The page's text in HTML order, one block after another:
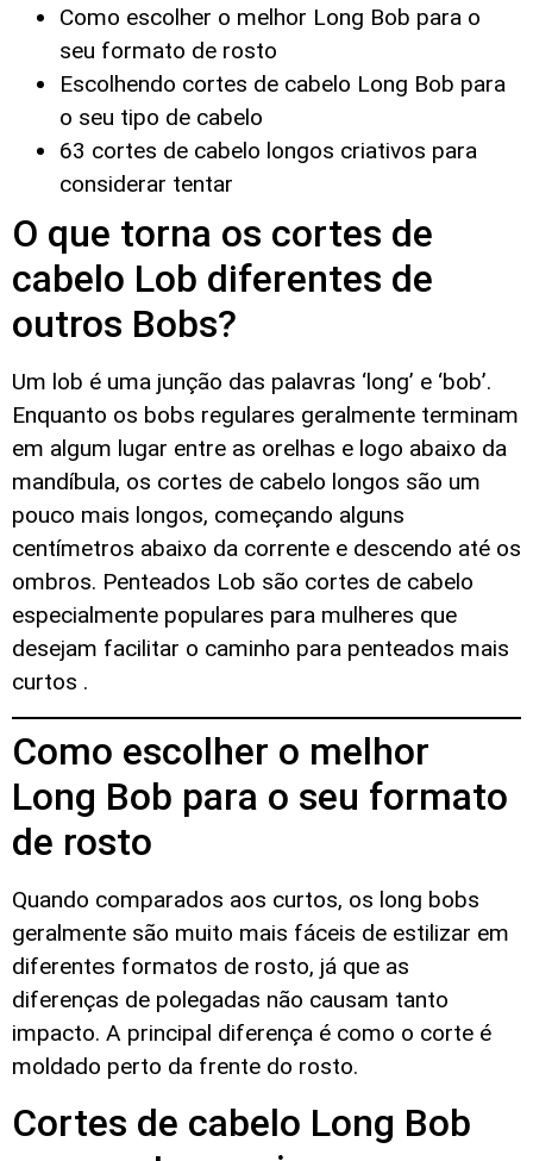
Como escolher o melhor Long Bob para o
seu formato de rosto
Escolhendo cortes de cabelo Long Bob para
o seu tipo de cabelo
63 cortes de cabelo longos criativos para
considerar tentar
O que torna os cortes de
cabelo Lob diferentes de
outros Bobs?
Um lob é uma junção das palavras ‘long’ e ‘bob’.
Enquanto os bobs regulares geralmente terminam
em algum lugar entre as orelhas e logo abaixo da
mandíbula, os cortes de cabelo longos são um
pouco mais longos, começando alguns
centímetros abaixo da corrente e descendo até os
ombros. Penteados Lob são cortes de cabelo
especialmente populares para mulheres que
desejam facilitar o caminho para penteados mais
curtos .
Como escolher o melhor
Long Bob para o seu formato
de rosto
Quando comparados aos curtos, os long bobs
geralmente são muito mais fáceis de estilizar em
diferentes formatos de rosto, já que as
diferenças de polegadas não causam tanto
impacto. A principal diferença é como o corte é
moldado perto da frente do rosto.
Cortes de cabelo Long Bob